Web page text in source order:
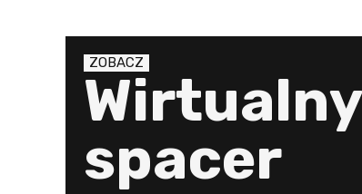
ZOBACZ
Wirtualny
spacer